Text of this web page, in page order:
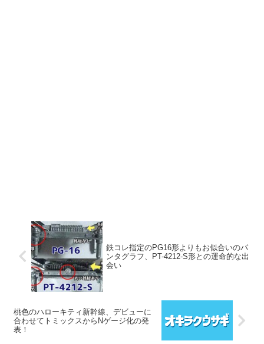
鉄コレ指定のPG16形よりもお似合いのパ
ンタグラフ、PT-4212-S形との運命的な出
会い
桃色のハローキティ新幹線、デビューに
合わせてトミックスからNゲージ化の発
表！